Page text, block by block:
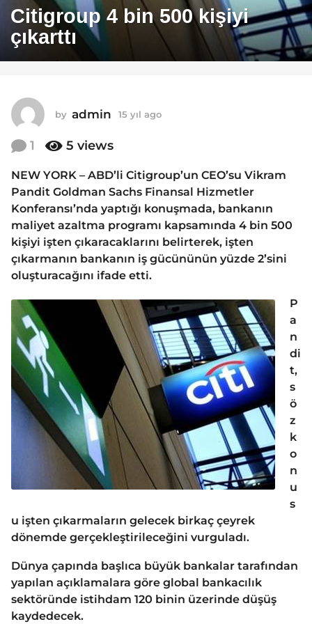
5
ı
l
o
5
ı
l
a
g
o
Citigroup 4 bin 500 kişiyi
çıkarttı
by admin 15 yıl ago
a
g
o
1 5 views
NEW YORK – ABD’li Citigroup’un CEO’su Vikram
Pandit Goldman Sachs Finansal Hizmetler
Konferansı’nda yaptığı konuşmada, bankanın
maliyet azaltma programı kapsamında 4 bin 500
kişiyi işten çıkaracaklarını belirterek, işten
çıkarmanın bankanın iş gücününün yüzde 2’sini
oluşturacağını ifade etti.
P
a
n
di
t,
s
ö
z
k
o
n
u
s
u işten çıkarmaların gelecek birkaç çeyrek
dönemde gerçekleştirileceğini vurguladı.
Dünya çapında başlıca büyük bankalar tarafından
yapılan açıklamalara göre global bankacılık
sektöründe istihdam 120 binin üzerinde düşüş
kaydedecek.